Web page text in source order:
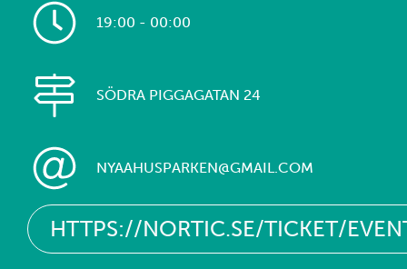
19:00 - 00:00
SÖDRA PIGGAGATAN 24
NYAAHUSPARKEN@GMAIL.COM
HTTPS://NORTIC.SE/TICKET/